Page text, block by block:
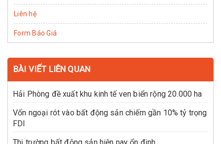
Liên hệ
Form Báo Giá
BÀI VIẾT LIÊN QUAN
Hải Phòng đề xuất khu kinh tế ven biển rộng 20.000 ha
Vốn ngoại rót vào bất động sản chiếm gần 10% tỷ trọng
FDI